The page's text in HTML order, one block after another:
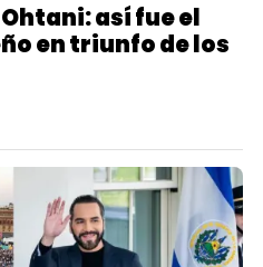
así fue el
en triunfo de los